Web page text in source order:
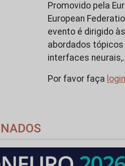
Promovido pela
European
evento é dirigido
abordados tópicos
interfaces
Por favor faça login